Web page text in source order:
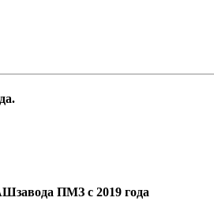
ПМЗ с 2019 года